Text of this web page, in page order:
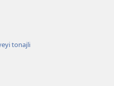
tonajli